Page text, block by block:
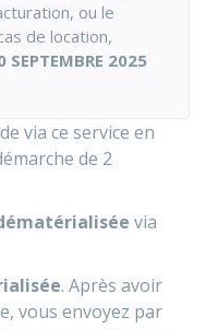
ou le
de location,
SEPTEMBRE 2025
via ce service en
de 2
via
. Après avoir
vous envoyez par